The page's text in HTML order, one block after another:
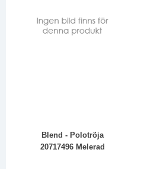
Blend - Polotröja
20717496 Melerad